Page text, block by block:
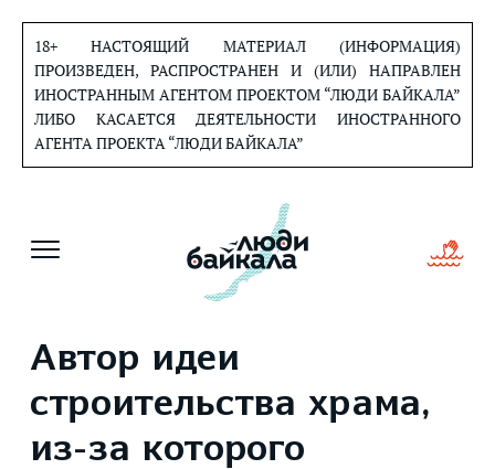
содержанию
18+ НАСТОЯЩИЙ МАТЕРИАЛ (ИНФОРМАЦИЯ)
ПРОИЗВЕДЕН, РАСПРОСТРАНЕН И (ИЛИ) НАПРАВЛЕН
ИНОСТРАННЫМ АГЕНТОМ ПРОЕКТОМ “ЛЮДИ БАЙКАЛА”
ЛИБО КАСАЕТСЯ ДЕЯТЕЛЬНОСТИ ИНОСТРАННОГО
АГЕНТА ПРОЕКТА “ЛЮДИ БАЙКАЛА”
Автор идеи
строительства храма,
из-за которого